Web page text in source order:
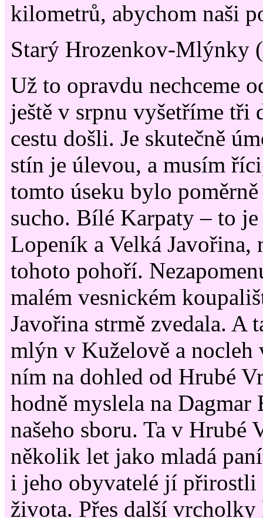
kilometrů, abychom naši
Starý Hrozenkov-Mlýnky
Už to opravdu nechceme
ještě v srpnu vyšetříme tři
cestu došli. Je skutečně
stín je úlevou, a musím
tomto úseku bylo
sucho. Bílé Karpaty – to
Lopeník a Velká Javořina,
tohoto pohoří.
malém vesnickém
Javořina strmě zvedala. A
mlýn v Kuželově a nocleh
ním na dohled od Hrubé
hodně myslela na Dagmar
našeho sboru. Ta v Hrubé
několik let jako mladá
i jeho obyvatelé jí přirostli
života. Přes další